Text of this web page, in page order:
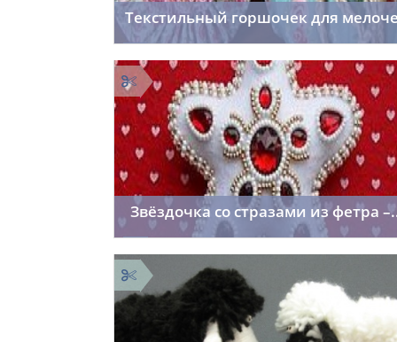
Текстильный горшочек для
24.11.2014
Звёздочка со стразами из фетра
19.11.2014